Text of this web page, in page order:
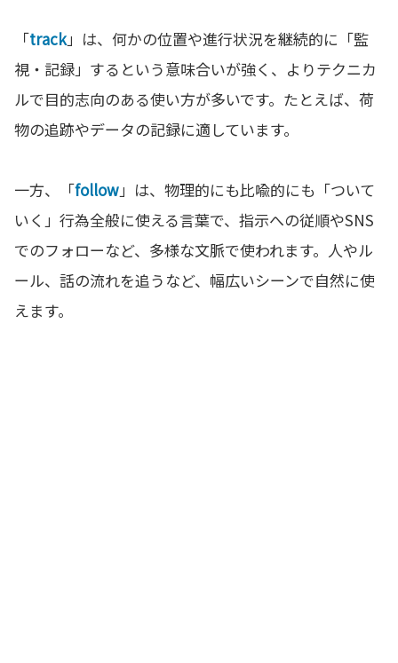
「track」は、何かの位置や進行状況を継続的に「監
視・記録」するという意味合いが強く、よりテクニカ
ルで目的志向のある使い方が多いです。たとえば、荷
物の追跡やデータの記録に適しています。
一方、「follow」は、物理的にも比喩的にも「ついて
いく」行為全般に使える言葉で、指示への従順やSNS
でのフォローなど、多様な文脈で使われます。人やル
ール、話の流れを追うなど、幅広いシーンで自然に使
えます。